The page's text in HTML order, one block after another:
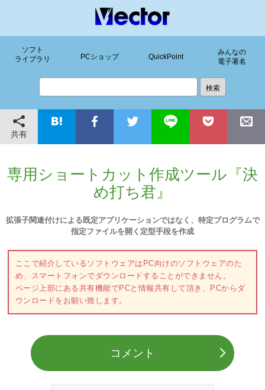
ソフト
ライブラリ
PCショップ QuickPoint
みんなの
電子署名
共有
専用ショートカット作成ツール『決
め打ち君』
拡張子関連付けによる既定アプリケーションではなく、特定プログラムで
指定ファイルを開く定型手段を作成
ここで紹介しているソフトウェアはPC向けのソフトウェアのた
め、スマートフォンでダウンロードすることができません。
ページ上部にある共有機能でPCと情報共有して頂き、PCからダ
ウンロードをお願い致します。
コメント